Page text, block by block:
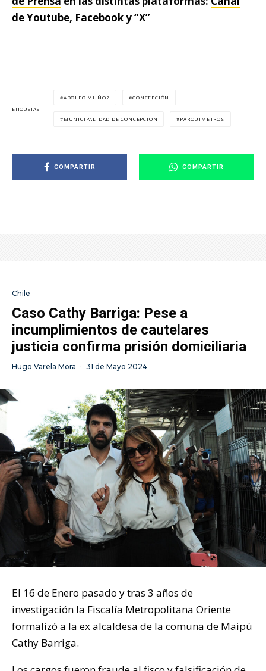
de Youtube, Facebooky“X”
ETIQUETAS
ADOLFO MUÑOZ CONCEPCIÓN
MUNICIPALIDAD DE CONCEPCIÓN PARQUÍMETROS
COMPARTIR COMPARTIR
Chile
Caso Cathy Barriga: Pese a
incumplimientos de cautelares
justicia confirma prisión domiciliaria
Hugo Varela Mora · 31 de Mayo 2024
El 16 de Enero pasado y tras 3 años de
investigación la Fiscalía Metropolitana Oriente
formalizó a la ex alcaldesa de la comuna de Maipú
Cathy Barriga.